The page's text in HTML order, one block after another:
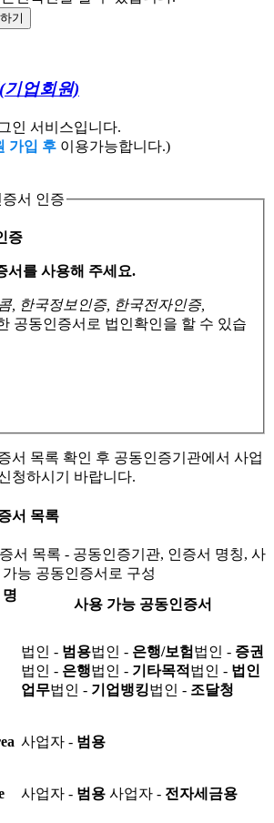
기
(기업회원)
인 서비스입니다.
가입 후 이용가능합니다.)
서 인증
증
서를 사용해 주세요.
, 한국정보인증, 한국전자인증,
공동인증서로 법인확인을 할 수 있습
서 목록 확인 후 공동인증기관에서 사업
청하시기 바랍니다.
서 목록
서 목록 - 공동인증기관, 인증서 명칭, 사
가능 공동인증서로 구성
사용 가능 공동인증서
법인 - 범용법인 - 은행/보험 법인 - 증권
법인 - 은행법인 - 기타목적 법인 - 법인
업무법인 - 기업뱅킹법인 - 조달청
사업자 - 범용
사업자 - 범용 사업자 - 전자세금용